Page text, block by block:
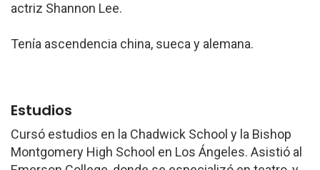
actriz Shannon Lee.
Tenía ascendencia china, sueca y alemana.
Estudios
Cursó estudios en la Chadwick School y la Bishop
Montgomery High School en Los Ángeles. Asistió al